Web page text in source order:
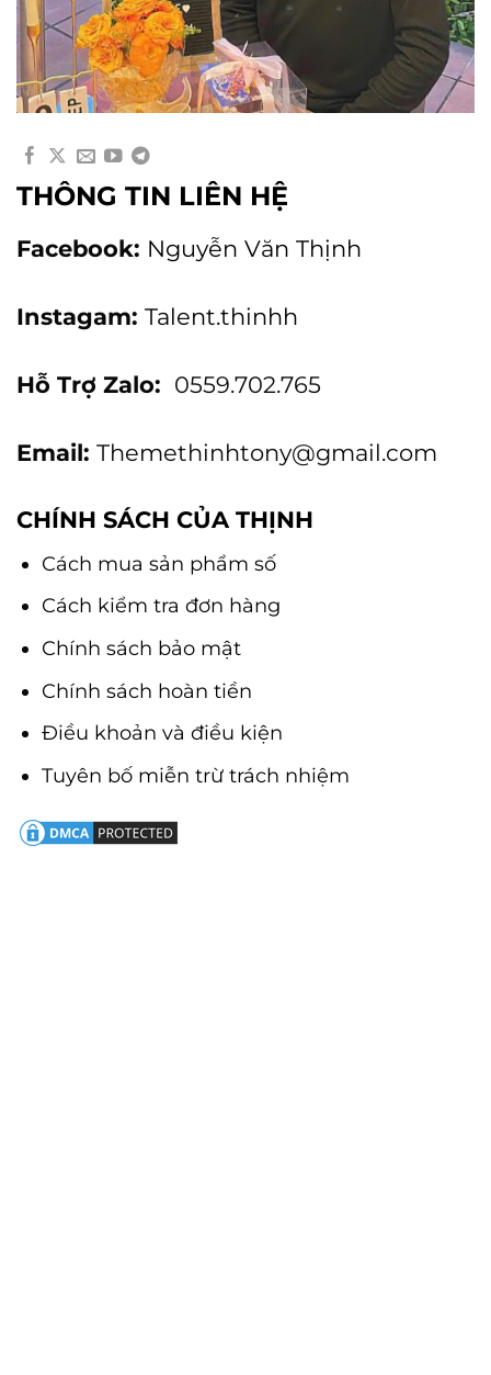
THÔNG TIN LIÊN HỆ
Facebook: Nguyễn Văn Thịnh
Instagam: Talent.thinhh
Hỗ Trợ Zalo: 0559.702.765
Email: Themethinhtony@gmail.com
CHÍNH SÁCH CỦA THỊNH
Cách mua sản phẩm số
Cách kiểm tra đơn hàng
Chính sách bảo mật
Chính sách hoàn tiền
Điều khoản và điều kiện
Tuyên bố miễn trừ trách nhiệm